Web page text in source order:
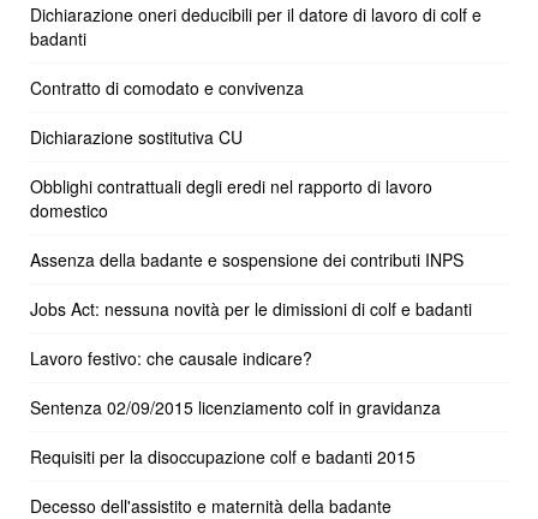
Dichiarazione oneri deducibili per il datore di lavoro di colf e
badanti
Contratto di comodato e convivenza
Dichiarazione sostitutiva CU
Obblighi contrattuali degli eredi nel rapporto di lavoro
domestico
Assenza della badante e sospensione dei contributi INPS
Jobs Act: nessuna novità per le dimissioni di colf e badanti
Lavoro festivo: che causale indicare?
Sentenza 02/09/2015 licenziamento colf in gravidanza
Requisiti per la disoccupazione colf e badanti 2015
Decesso dell'assistito e maternità della badante